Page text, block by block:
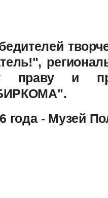
праву и
года - Музей